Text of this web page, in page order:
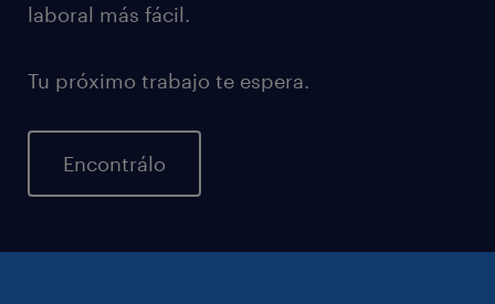
laboral más fácil.
Tu próximo trabajo te espera.
Encontrálo